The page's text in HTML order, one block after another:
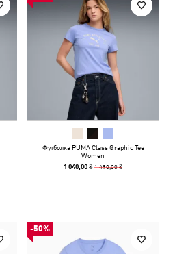
Футболка PUMA Class Graphic Tee
Women
1 040,00 ₴1 490,00 ₴
-50%